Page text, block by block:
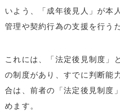
いよう、「成年後見人」が本
管理や契約行為の支援を行う
これには、「法定後見制度」
の制度があり、すでに判断能
合は、前者の「法定後見制度
めます。